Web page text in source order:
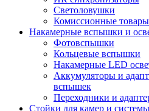
Светоловушки
Комиссионные товары
Накамерные вспышки и
Фотовспышки
Кольцевые вспышки
Накамерные LED
Аккумуляторы и
вспышек
Переходники и
Стойки для камер и